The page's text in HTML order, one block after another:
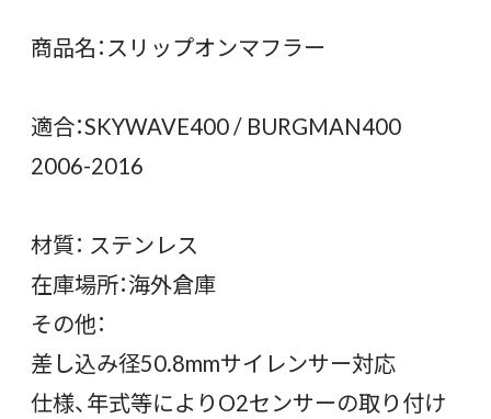
商品名：スリップオンマフラー
適合：SKYWAVE400 / BURGMAN400
2006-2016
材質： ステンレス
在庫場所：海外倉庫
その他：
差し込み径50.8mmサイレンサー対応
仕様、年式等によりO2センサーの取り付け